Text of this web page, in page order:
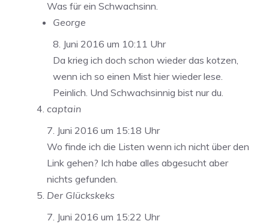
Was für ein Schwachsinn.
George
8. Juni 2016 um 10:11 Uhr
Da krieg ich doch schon wieder das kotzen,
wenn ich so einen Mist hier wieder lese.
Peinlich. Und Schwachsinnig bist nur du.
captain
7. Juni 2016 um 15:18 Uhr
Wo finde ich die Listen wenn ich nicht über den
Link gehen? Ich habe alles abgesucht aber
nichts gefunden.
Der Glückskeks
7. Juni 2016 um 15:22 Uhr